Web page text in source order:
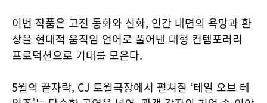
이번 작품은 고전 동화와 신화, 인간 내면의 욕망과 환
상을 현대적 움직임 언어로 풀어낸 대형 컨템포러리
프로덕션으로 기대를 모은다.
5월의 끝자락, CJ 토월극장에서 펼쳐질 ‘테일 오브 테